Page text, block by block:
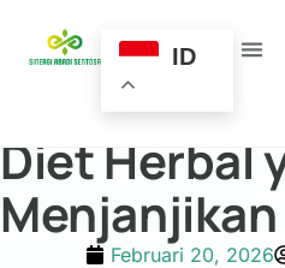
ID
Ide Bisnis
Tea:
Diet Herbal
Menjanjikan
Februari 20, 2026